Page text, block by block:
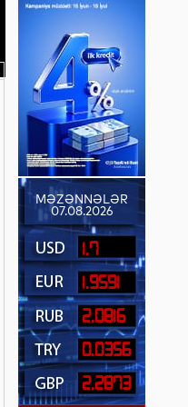
MƏZƏNNƏLƏR
07.08.2026
1.7
1.9591
2.0816
0.0356
2.2873